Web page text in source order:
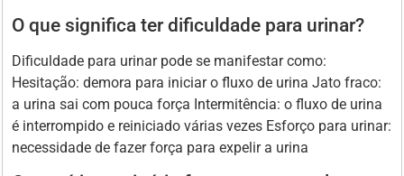
O que significa ter dificuldade para urinar?
Dificuldade para urinar pode se manifestar como:
Hesitação: demora para iniciar o fluxo de urina Jato fraco:
a urina sai com pouca força Intermitência: o fluxo de urina
é interrompido e reiniciado várias vezes Esforço para urinar:
necessidade de fazer força para expelir a urina